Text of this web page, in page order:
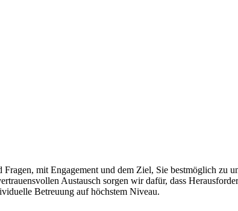
mit Engagement und dem Ziel, Sie bestmöglich zu
Austausch sorgen wir dafür, dass
Betreuung auf höchstem Niveau.